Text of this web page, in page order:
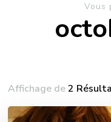
Vous
Affichage de2